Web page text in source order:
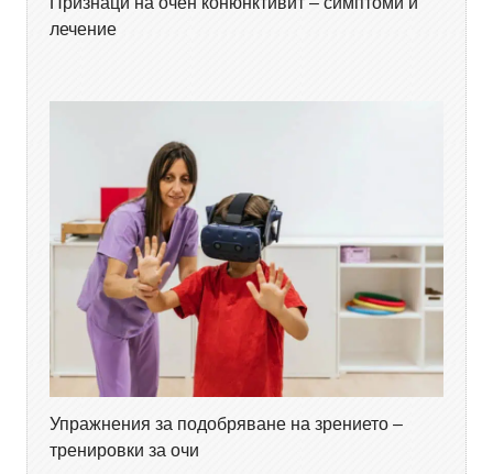
лечение
Упражнения за подобряване на зрението –
тренировки за очи